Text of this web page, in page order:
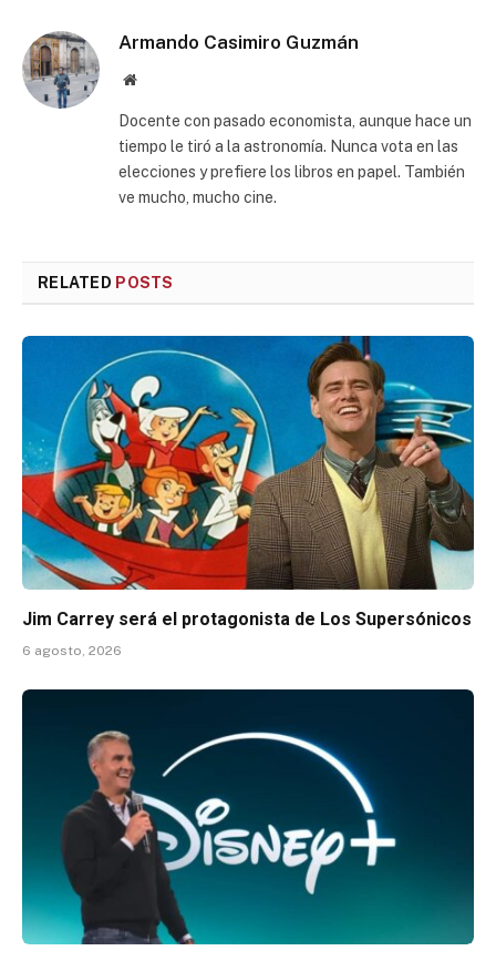
Armando Casimiro Guzmán
Website
Docente con pasado economista, aunque hace un
tiempo le tiró a la astronomía. Nunca vota en las
elecciones y prefiere los libros en papel. También
ve mucho, mucho cine.
RELATED POSTS
Jim Carrey será el protagonista de Los Supersónicos
6 agosto, 2026